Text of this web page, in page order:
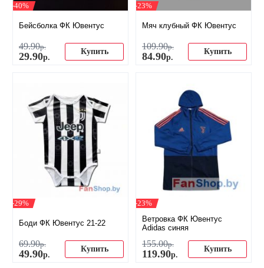
-40%
Бейсболка ФК Ювентус
49.90р.
29.90р.
Купить
-23%
Мяч клубный ФК Ювентус
109.90р.
84.90р.
Купить
-29%
Боди ФК Ювентус 21-22
69.90р.
49.90р.
Купить
-23%
Ветровка ФК Ювентус
Adidas синяя
155.00р.
119.90р.
Купить